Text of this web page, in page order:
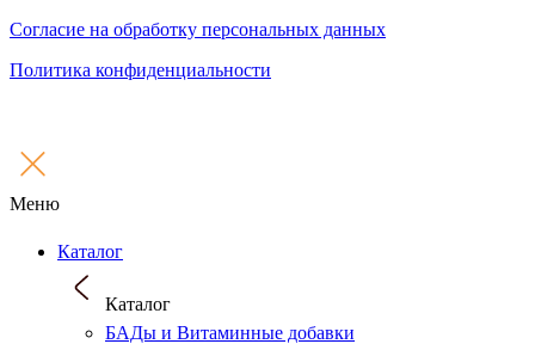
Согласие на обработку персональных данных
Политика конфиденциальности
Меню
Каталог
Каталог
БАДы и Витаминные добавки